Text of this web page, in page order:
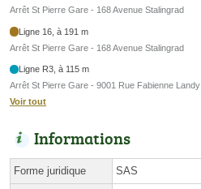
Arrêt St Pierre Gare - 168 Avenue Stalingrad
Ligne 16, à 191 m
Arrêt St Pierre Gare - 168 Avenue Stalingrad
Ligne R3, à 115 m
Arrêt St Pierre Gare - 9001 Rue Fabienne Landy
Voir tout
Informations
Forme juridique SAS